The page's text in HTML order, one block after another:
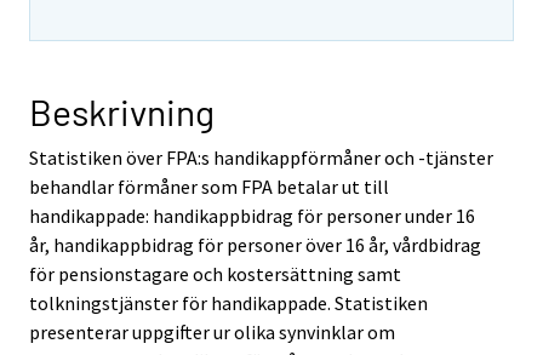
Beskrivning
Statistiken över FPA:s handikappförmåner och -tjänster
behandlar förmåner som FPA betalar ut till
handikappade: handikappbidrag för personer under 16
år, handikappbidrag för personer över 16 år, vårdbidrag
för pensionstagare och kostersättning samt
tolkningstjänster för handikappade. Statistiken
presenterar uppgifter ur olika synvinklar om